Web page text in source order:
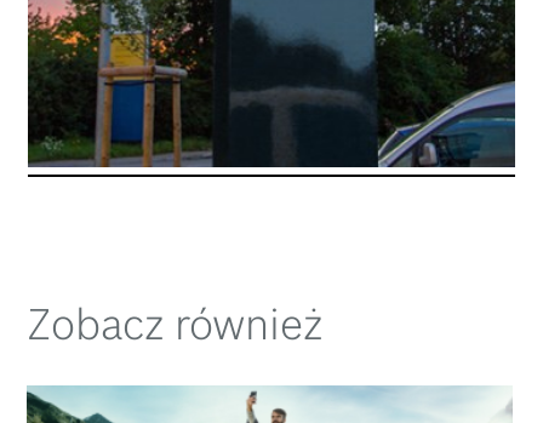
Zobacz również